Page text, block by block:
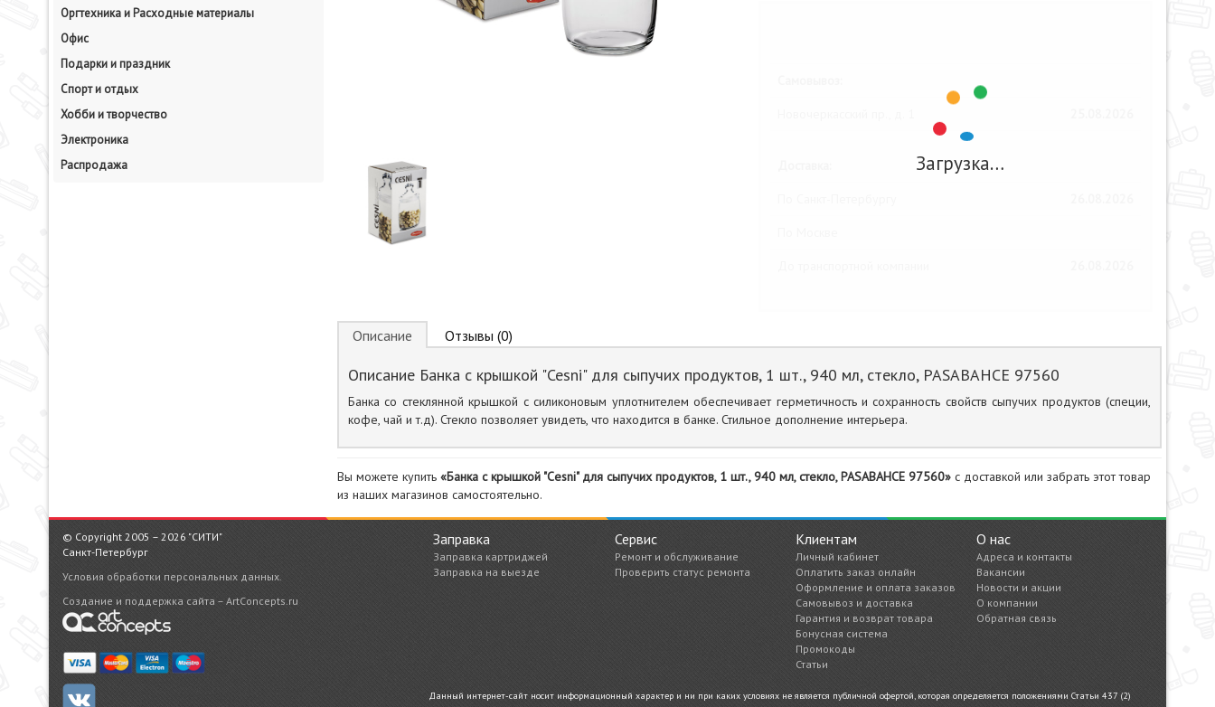
Оргтехника и Расходные материалы
Офис
Подарки и праздник
Спорт и отдых
Хобби и творчество
Электроника
Распродажа
Загрузка…
Описание Отзывы (0)
Описание Банка с крышкой "Cesni" для сыпучих продуктов, 1 шт., 940 мл, стекло, PASABAHCE 97560
Банка со стеклянной крышкой с силиконовым уплотнителем обеспечивает герметичность и сохранность свойств сыпучих продуктов (специи,
кофе, чай и т.д). Стекло позволяет увидеть, что находится в банке. Стильное дополнение интерьера.
Вы можете купить «Банка с крышкой "Cesni" для сыпучих продуктов, 1 шт., 940 мл, стекло, PASABAHCE 97560»с доставкой или забрать этот товар
из наших магазинов самостоятельно.
Заправка
Заправка картриджей
Заправка на выезде
Сервис
Ремонт и обслуживание
Проверить статус ремонта
Клиентам
Личный кабинет
Оплатить заказ онлайн
Оформление и оплата заказов
Самовывоз и доставка
Гарантия и возврат товара
Бонусная система
Промокоды
Статьи
О нас
Адреса и контакты
Вакансии
Новости и акции
О компании
Обратная связь
Данный интернет-сайт носит информационный характер и ни при каких условиях не является публичной офертой, которая определяется положениями Статьи 437 (2)
© Copyright 2005 – 2026 "СИТИ"
Санкт-Петербург
Условия обработки персональных данных.
Создание и поддержка сайта – ArtConcepts.ru